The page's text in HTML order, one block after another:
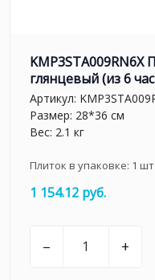
глянцевый (из 6
Артикул:
Размер: 28*36 см
Вес: 2.1 кг
Плиток в упаковке: 1 шт
1 154.12 руб.
– +